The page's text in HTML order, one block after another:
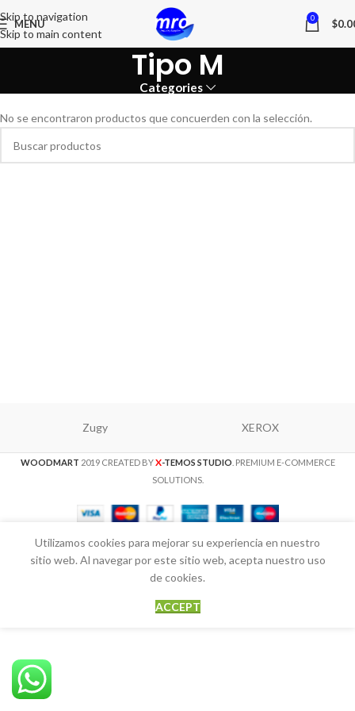
Skip to navigation
Skip to main content
MENU 0 $
Tipo M
Categories
No se encontraron productos que concuerden con la selección.
Zugy XEROX
WOODMART 2019 CREATED BYX-TEMOS STUDIO . PREMIUM E-COMMERCE
SOLUTIONS.
Utilizamos cookies para mejorar su experiencia en nuestro
sitio web. Al navegar por este sitio web, acepta nuestro uso
de cookies.
ACCEPT